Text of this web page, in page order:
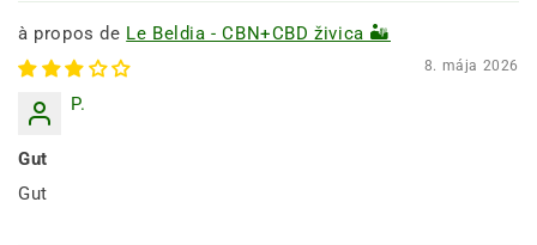
Le Beldia - CBN+CBD živica 🏜️
8. mája 2026
P.
Gut
Gut